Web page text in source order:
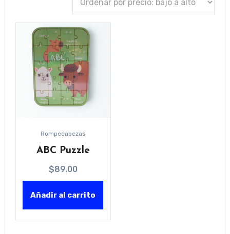
Rompecabezas
ABC Puzzle
$89.00
Añadir al carrito